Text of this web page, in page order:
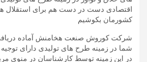
اقتصادی دست در دست هم برای استقلال
کشورمان بکوشیم
شرکت کوروش صنعت هخامنش آماده
شما در زمینه طرح های تولیدی دارای
در این زمینه توسط کارشناسان در منوی